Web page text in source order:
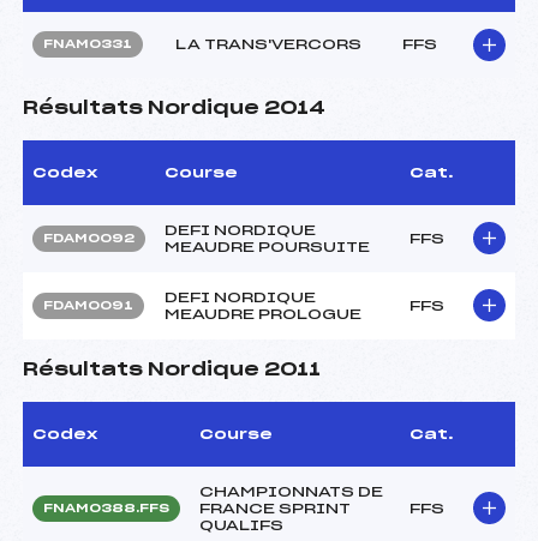
FNAM0331 LA TRANS'VERCORS FFS
Résultats Nordique 2014
Codex Course Cat.
FDAM0092
DEFI NORDIQUE
MEAUDRE POURSUITE
FFS
FDAM0091
DEFI NORDIQUE
MEAUDRE PROLOGUE
FFS
Résultats Nordique 2011
Codex Course Cat.
FNAM0388.FFS
CHAMPIONNATS DE
FRANCE SPRINT
QUALIFS
FFS